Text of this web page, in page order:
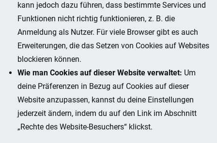
kann jedoch dazu führen, dass bestimmte Services und
Funktionen nicht richtig funktionieren, z. B. die
Anmeldung als Nutzer. Für viele Browser gibt es auch
Erweiterungen, die das Setzen von Cookies auf Websites
blockieren können.
Wie man Cookies auf dieser Website verwaltet: Um
deine Präferenzen in Bezug auf Cookies auf dieser
Website anzupassen, kannst du deine Einstellungen
jederzeit ändern, indem du auf den Link im Abschnitt
„Rechte des Website-Besuchers“ klickst.